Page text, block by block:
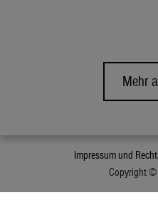
Mehr
Impressum und
Copyright ©